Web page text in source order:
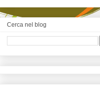
Cerca nel blog